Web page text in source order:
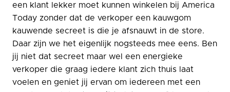
een klant lekker moet kunnen winkelen bij America
Today zonder dat de verkoper een kauwgom
kauwende secreet is die je afsnauwt in de store.
Daar zijn we het eigenlijk nogsteeds mee eens. Ben
jij niet dat secreet maar wel een energieke
verkoper die graag iedere klant zich thuis laat
voelen en geniet jij ervan om iedereen met een